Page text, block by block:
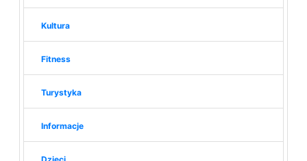
Kultura
Fitness
Turystyka
Informacje